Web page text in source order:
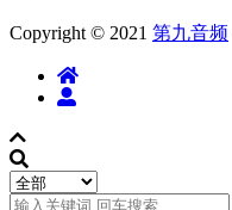
Copyright © 2021 第九音频